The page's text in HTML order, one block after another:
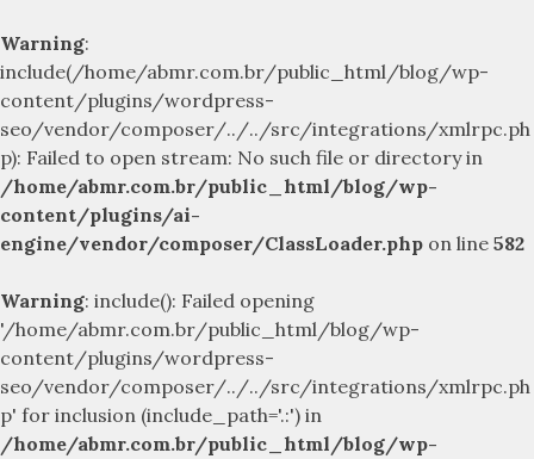
Warning:
include(/home/abmr.com.br/public_html/blog/wp-
content/plugins/wordpress-
seo/vendor/composer/../../src/integrations/xmlrpc.ph
p): Failed to open stream: No such file or directory in
/home/abmr.com.br/public_html/blog/wp-
content/plugins/ai-
engine/vendor/composer/ClassLoader.php on line 582
Warning: include(): Failed opening
'/home/abmr.com.br/public_html/blog/wp-
content/plugins/wordpress-
seo/vendor/composer/../../src/integrations/xmlrpc.ph
p' for inclusion (include_path='.:') in
/home/abmr.com.br/public_html/blog/wp-